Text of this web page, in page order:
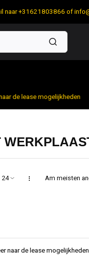
naar +31621803866 of
de lease mogelijkheden
Am meisten
de lease mogelijkheden